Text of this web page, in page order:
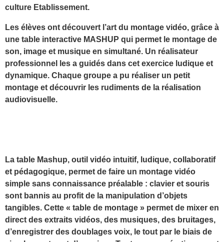
culture Etablissement.
Les élèves ont découvert l’art du montage vidéo, grâce à
une table interactive MASHUP qui permet le montage de
son, image et musique en simultané. Un réalisateur
professionnel les a guidés dans cet exercice ludique et
dynamique. Chaque groupe a pu réaliser un petit
montage et découvrir les rudiments de la réalisation
audiovisuelle.
La table Mashup, outil vidéo intuitif, ludique, collaboratif
et pédagogique, permet de faire un montage vidéo
simple sans connaissance préalable : clavier et souris
sont bannis au profit de la manipulation d’objets
tangibles. Cette « table de montage » permet de mixer en
direct des extraits vidéos, des musiques, des bruitages,
d’enregistrer des doublages voix, le tout par le biais de